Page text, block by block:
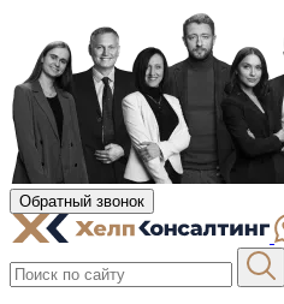
Обратный звонок